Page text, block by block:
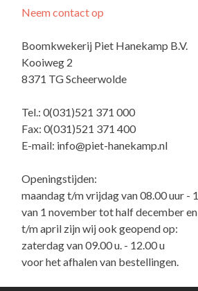
Neem contact op
Boomkwekerij Piet Hanekamp B.V.
Kooiweg 2
8371 TG Scheerwolde
Tel.: 0(031)521 371 000
Fax: 0(031)521 371 400
E-mail: info@piet-hanekamp.nl
Openingstijden:
maandag t/m vrijdag van 08.00 uur -
van 1 november tot half december
t/m april zijn wij ook geopend op:
zaterdag van 09.00 u. - 12.00 u
voor het afhalen van bestellingen.